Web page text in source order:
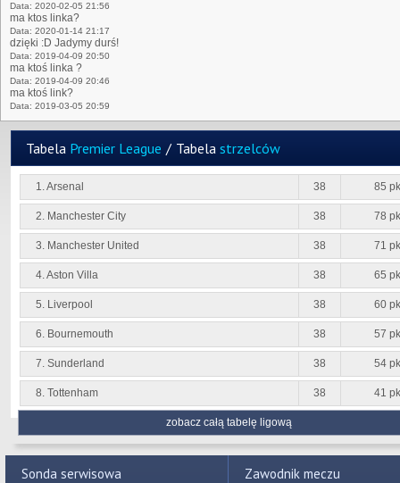
Data: 2020-02-05 21:56
ma ktos linka?
Data: 2020-01-14 21:17
dzięki :D Jadymy durś!
Data: 2019-04-09 20:50
ma ktoś linka ?
Data: 2019-04-09 20:46
ma ktoś link?
Data: 2019-03-05 20:59
Tabela Premier League / Tabela strzelców
1. Arsenal 38 85
2. Manchester City 38 78
3. Manchester United 38 71
4. Aston Villa 38 65
5. Liverpool 38 60
6. Bournemouth 38 57
7. Sunderland 38 54
8. Tottenham 38 41
zobacz całą tabelę ligową
Sonda serwisowa Zawodnik meczu